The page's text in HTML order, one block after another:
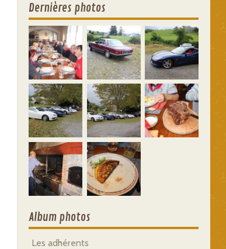
Dernières photos
Album photos
Les adhérents